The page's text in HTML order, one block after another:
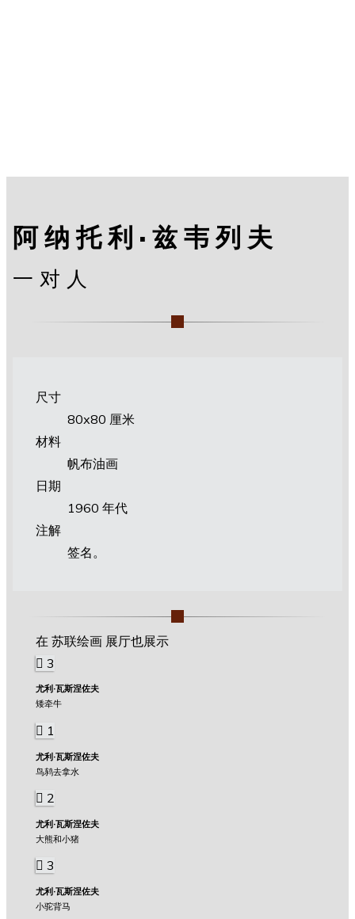
阿纳托利·兹韦列夫
一对人
尺寸
80х80 厘米
材料
帆布油画
日期
1960 年代
注解
签名。
在 苏联绘画 展厅也展示
3
尤利·瓦斯涅佐夫
矮牵牛
1
尤利·瓦斯涅佐夫
鸟鸫去拿水
2
尤利·瓦斯涅佐夫
大熊和小猪
3
尤利·瓦斯涅佐夫
小驼背马